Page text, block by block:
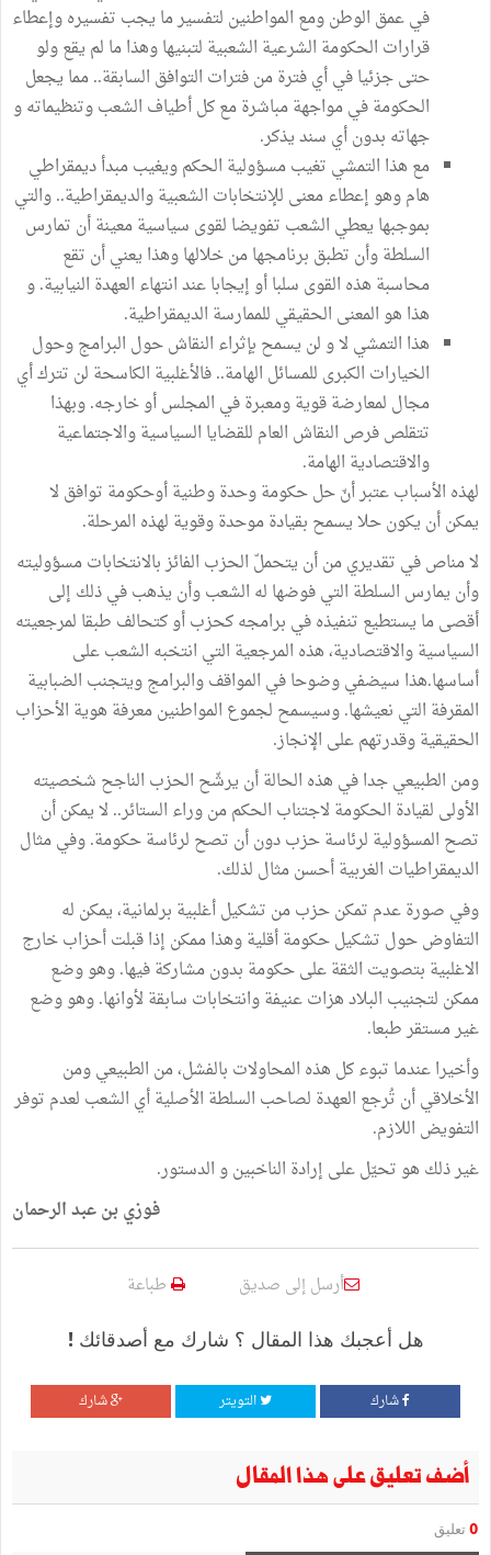
في عمق الوطن ومع المواطنين لتفسير ما يجب تفسيره وإعطاء
قرارات الحكومة الشرعية الشعبية لتبنيها وهذا ما لم يقع ولو
حتى جزئيا في أي فترة من فترات التوافق السابقة.. مما يجعل
الحكومة في مواجهة مباشرة مع كل أطياف الشعب وتنظيماته و
جهاته بدون أي سند يذكر.
مع هذا التمشي تغيب مسؤولية الحكم ويغيب مبدأ ديمقراطي
هام وهو إعطاء معنى للإنتخابات الشعبية والديمقراطية.. والتي
بموجبها يعطي الشعب تفويضا لقوى سياسية معينة أن تمارس
السلطة وأن تطبق برنامجها من خلالها وهذا يعني أن تقع
محاسبة هذه القوى سلبا أو إيجابا عند انتهاء العهدة النيابية. و
هذا هو المعنى الحقيقي للممارسة الديمقراطية.
هذا التمشي لا و لن يسمح بإثراء النقاش حول البرامج وحول
الخيارات الكبرى للمسائل الهامة.. فالأغلبية الكاسحة لن تترك أي
مجال لمعارضة قوية ومعبرة في المجلس أو خارجه. وبهذا
تتقلص فرص النقاش العام للقضايا السياسية والاجتماعية
والاقتصادية الهامة.
لهذه الأسباب عتبر أنّ حل حكومة وحدة وطنية أوحكومة توافق لا
يمكن أن يكون حلا يسمح بقيادة موحدة وقوية لهذه المرحلة.
لا مناص في تقديري من أن يتحملّ الحزب الفائز بالانتخابات مسؤوليته
وأن يمارس السلطة التي فوضها له الشعب وأن يذهب في ذلك إلى
أقصى ما يستطيع تنفيذه في برامجه كحزب أو كتحالف طبقا لمرجعيته
السياسية والاقتصادية، هذه المرجعية التي انتخبه الشعب على
أساسها.هذا سيضفي وضوحا في المواقف والبرامج ويتجنب الضبابية
المقرفة التي نعيشها. وسيسمح لجموع المواطنين معرفة هوية الأحزاب
الحقيقية وقدرتهم على الإنجاز.
ومن الطبيعي جدا في هذه الحالة أن يرشّح الحزب الناجح شخصيته
الأولى لقيادة الحكومة لاجتناب الحكم من وراء الستائر.. لا يمكن أن
تصح المسؤولية لرئاسة حزب دون أن تصح لرئاسة حكومة. وفي مثال
الديمقراطيات الغربية أحسن مثال لذلك.
وفي صورة عدم تمكن حزب من تشكيل أغلبية برلمانية، يمكن له
التفاوض حول تشكيل حكومة أقلية وهذا ممكن إذا قبلت أحزاب خارج
الاغلبية بتصويت الثقة على حكومة بدون مشاركة فيها. وهو وضع
ممكن لتجنيب البلاد هزات عنيفة وانتخابات سابقة لأوانها. وهو وضع
غير مستقر طبعا.
وأخيرا عندما تبوء كل هذه المحاولات بالفشل، من الطبيعي ومن
الأخلاقي أن تُرجع العهدة لصاحب السلطة الأصلية أي الشعب لعدم توفر
التفويض اللازم.
غير ذلك هو تحيّل على إرادة الناخبين و الدستور.
فوزي بن عبد الرحمان
أرسل إلى صديق طباعة
هل أعجبك هذا المقال ؟ شارك مع أصدقائك !
شارك التويتر شارك
أضف تعليق على هذا المقال
0 تعليق